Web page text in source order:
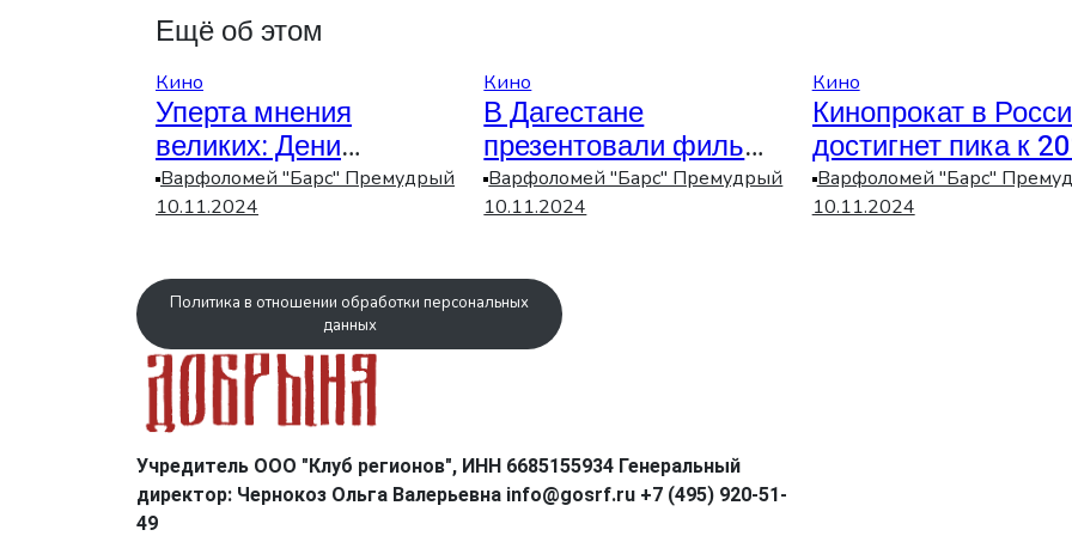
Ещё об этом
Кино
Уперта мнения
великих: Дени
Вильнев
хладнокровно
Тарантино о «Дюне»
Варфоломей "Барс" Премудрый
10.11.2024
Кино
В Дагестане
презентовали фильм
о героизме и единстве
Варфоломей "Барс" Премудрый
10.11.2024
Кино
Кинопрокат в
достигнет пика к
году, — министр
культуры Ольга
Варфоломей "Барс"
10.11.2024
Политика в отношении обработки персональных
данных
Учредитель ООО "Клуб регионов", ИНН 6685155934 Генеральный
директор: Чернокоз Ольга Валерьевна info@gosrf.ru +7 (495) 920-51-
49